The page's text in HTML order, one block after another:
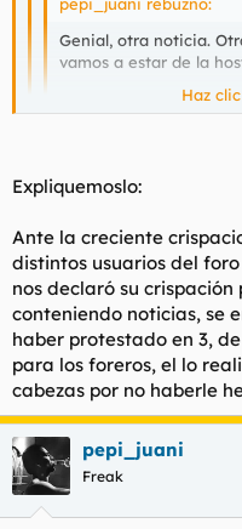
Genial, otra noticia.
vamos a estar de la
pepi hoy el holocausto lo
Pepi no ha entendido lo
Haz
Expliquemoslo:
Ante la creciente
distintos usuarios del
nos declaró su
conteniendo noticias, se
haber protestado en 3,
para los foreros, el lo
cabezas por no haberle
pepi_juani
Freak